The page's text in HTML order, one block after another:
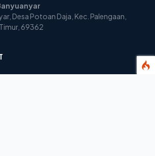
Desa Potoan Daja, Kec. Palengaan,
69362